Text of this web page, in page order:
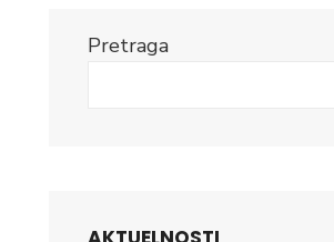
Pretraga